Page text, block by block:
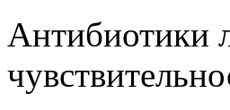
Антибиотики